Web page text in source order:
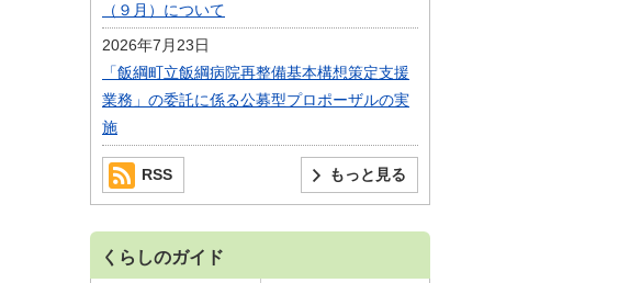
（９月）について
2026年7月23日
「飯綱町立飯綱病院再整備基本構想策定支援
業務」の委託に係る公募型プロポーザルの実
施
もっと見る
RSS
くらしのガイド